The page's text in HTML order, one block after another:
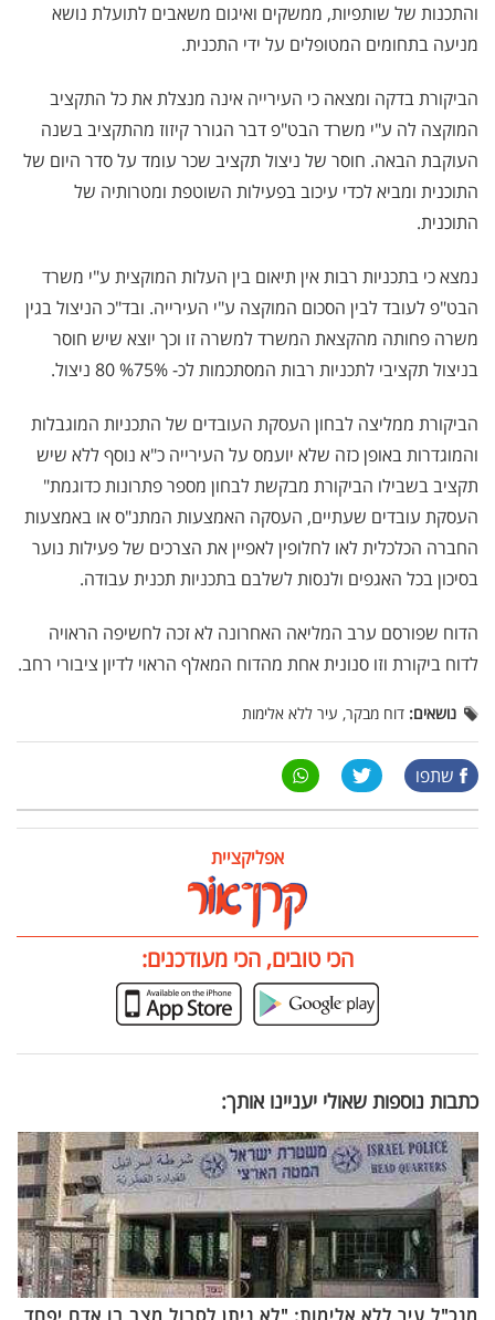
והתכנות של שותפיות, ממשקים ואיגום משאבים לתועלת נושא
מניעה בתחומים המטופלים על ידי התכנית.
הביקורת בדקה ומצאה כי העירייה אינה מנצלת את כל התקציב
המוקצה לה ע"י משרד הבט"פ דבר הגורר קיזוז מהתקציב בשנה
העוקבת הבאה. חוסר של ניצול תקציב שכר עומד על סדר היום של
התוכנית ומביא לכדי עיכוב בפעילות השוטפת ומטרותיה של
התוכנית.
נמצא כי בתכניות רבות אין תיאום בין העלות המוקצית ע"י משרד
הבט"פ לעובד לבין הסכום המוקצה ע"י העירייה. ובד"כ הניצול בגין
משרה פחותה מהקצאת המשרד למשרה זו וכך יוצא שיש חוסר
בניצול תקציבי לתכניות רבות המסתכמות לכ- %75% 80 ניצול
.
הביקורת ממליצה לבחון העסקת העובדים של התכניות המוגבלות
והמוגדרות באופן כזה שלא יועמס על העירייה כ"א נוסף ללא שיש
תקציב בשבילו הביקורת מבקשת לבחון מספר פתרונות כדוגמת"
העסקת עובדים שעתיים, העסקה האמצעות המתנ"ס או באמצעות
החברה הכלכלית לאו לחלופין לאפיין את הצרכים של פעילות נוער
בסיכון בכל האגפים ולנסות לשלבם בתכניות תכנית עבודה.
הדוח שפורסם ערב המליאה האחרונה לא זכה לחשיפה הראויה
לדוח ביקורת וזו סנונית אחת מהדוח המאלף הראוי לדיון ציבורי רחב.
נושאים: דוח מבקר, עיר ללא אלימות
שתפו
אפליקציית
הכי טובים, הכי מעודכנים:
כתבות נוספות שאולי יעניינו אותך: